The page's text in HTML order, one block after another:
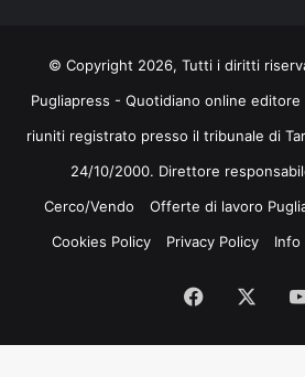
© Copyright 2026, Tutti i diritti
Pugliapress - Quotidiano online
riuniti registrato presso il tribunale di
24/10/2000. Direttore
Cerco/Vendo
Offerte di lavoro
Cookies Policy
Privacy Policy Info
Facebook